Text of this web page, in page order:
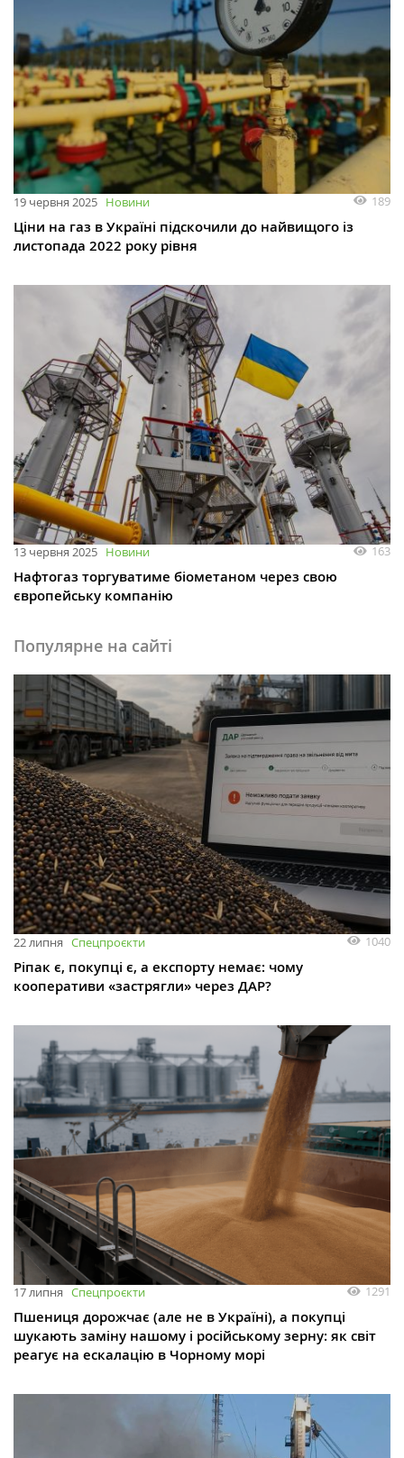
19 червня 2025 Новини 189
Ціни на газ в Україні підскочили до найвищого із
листопада 2022 року рівня
13 червня 2025 Новини 163
Нафтогаз торгуватиме біометаном через свою
європейську компанію
Популярне на сайті
22 липня Спецпроєкти 1040
Ріпак є, покупці є, а експорту немає: чому
кооперативи «застрягли» через ДАР?
17 липня Спецпроєкти 1291
Пшениця дорожчає (але не в Україні), а покупці
шукають заміну нашому і російському зерну: як світ
реагує на ескалацію в Чорному морі